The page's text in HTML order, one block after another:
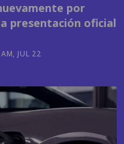
por
presentación oficial
JUL 22